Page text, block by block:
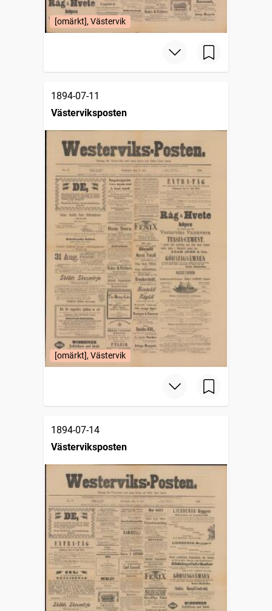
[omärkt], Västervik
1894-07-11
Västerviksposten
[omärkt], Västervik
1894-07-14
Västerviksposten